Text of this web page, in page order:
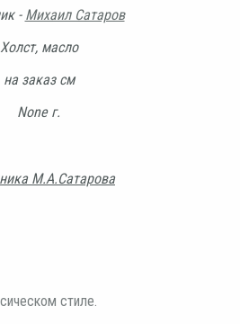
- Михаил Сатаров
Холст, масло
на заказ см
None г.
М.А.Сатарова
стиле.